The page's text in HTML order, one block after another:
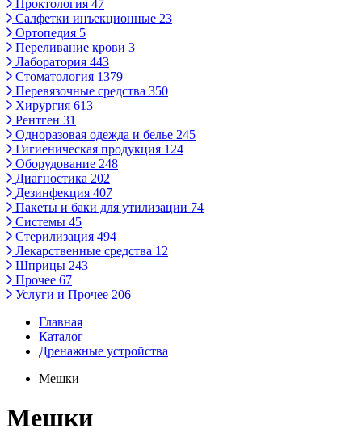
Проктология 47
Салфетки инъекционные 23
Ортопедия 5
Переливание крови 3
Лаборатория 443
Стоматология 1379
Перевязочные средства 350
Хирургия 613
Рентген 31
Одноразовая одежда и белье 245
Гигиеническая продукция 124
Оборудование 248
Диагностика 202
Дезинфекция 407
Пакеты и баки для утилизации 74
Системы 45
Стерилизация 494
Лекарственные средства 12
Шприцы 243
Прочее 67
Услуги и Прочее 206
Главная
Каталог
Дренажные устройства
Мешки
Мешки